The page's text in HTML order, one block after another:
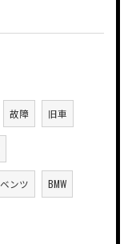
故障 旧車
ベンツ BMW